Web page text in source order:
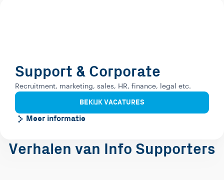
Support & Corporate
Recruitment, marketing, sales, HR, finance, legal etc.
BEKIJK VACATURES
Meer informatie
Verhalen van Info Supporters